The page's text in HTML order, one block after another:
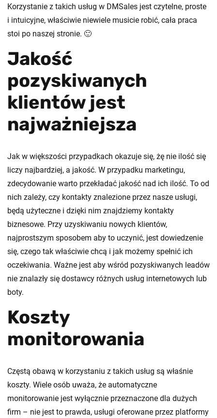
Korzystanie z takich usług w DMSales jest czytelne, proste
i intuicyjne, właściwie niewiele musicie robić, cała praca
stoi po naszej stronie. 🙂
Jakość
pozyskiwanych
klientów jest
najważniejsza
Jak w większości przypadkach okazuje się, żę nie ilość się
liczy najbardziej, a jakość. W przypadku marketingu,
zdecydowanie warto przekładać jakość nad ich ilość. To od
nich zależy, czy kontakty znalezione przez nasze usługi,
będą użyteczne i dzięki nim znajdziemy kontakty
biznesowe. Przy uzyskiwaniu nowych klientów,
najprostszym sposobem aby to uczynić, jest dowiedzenie
się, czego tak właściwie chcą i jak możemy spełnić ich
oczekiwania. Ważne jest aby wśród pozyskiwanych leadów
nie znalazły się dostawcy różnych usług internetowych lub
boty.
Koszty
monitorowania
Częstą obawą w korzystaniu z takich usług są właśnie
koszty. Wiele osób uważa, że automatyczne
monitorowanie jest wyłącznie przeznaczone dla dużych
firm – nie jest to prawda, usługi oferowane przez platformy